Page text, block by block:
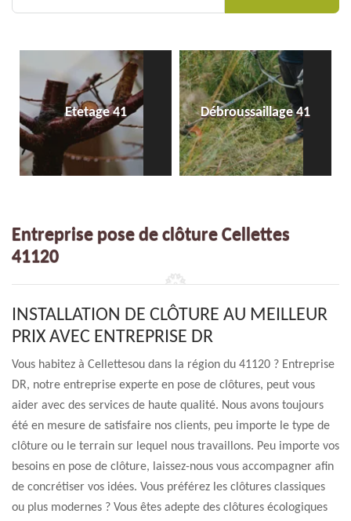
Etetage 41 Débroussaillage 41
Entreprise pose de clôture Cellettes
41120
INSTALLATION DE CLÔTURE AU MEILLEUR
PRIX AVEC ENTREPRISE DR
Vous habitez à Cellettesou dans la région du 41120 ? Entreprise
DR, notre entreprise experte en pose de clôtures, peut vous
aider avec des services de haute qualité. Nous avons toujours
été en mesure de satisfaire nos clients, peu importe le type de
clôture ou le terrain sur lequel nous travaillons. Peu importe vos
besoins en pose de clôture, laissez-nous vous accompagner afin
de concrétiser vos idées. Vous préférez les clôtures classiques
ou plus modernes ? Vous êtes adepte des clôtures écologiques